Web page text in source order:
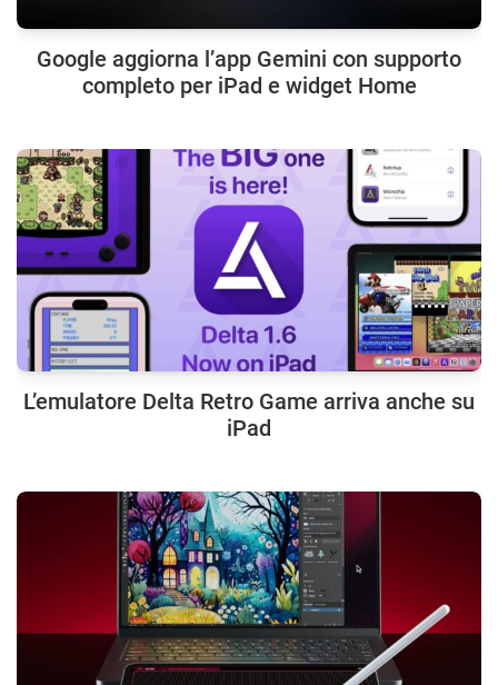
Google aggiorna l’app Gemini con supporto
completo per iPad e widget Home
L’emulatore Delta Retro Game arriva anche su
iPad